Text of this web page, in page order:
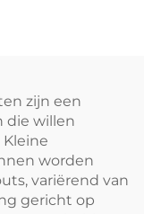
zijn een
die willen
worden
variërend van
gericht op